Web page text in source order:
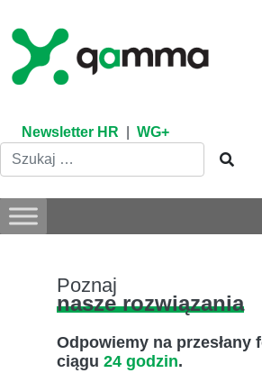
content
Newsletter HR WG+
Poznaj
nasze rozwiązania
Odpowiemy na przesłany
ciągu 24 godzin.